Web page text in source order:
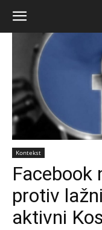
Kontekst
Facebook
protiv
aktivni